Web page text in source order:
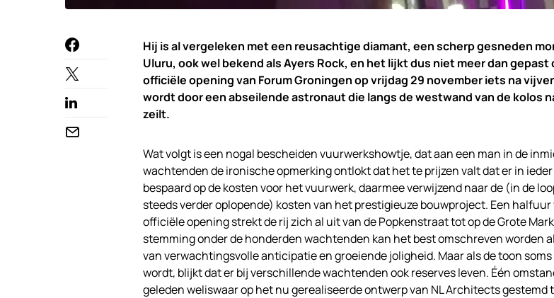
Hij is al vergeleken met een reusachtige diamant, een scherp gesneden
Uluru, ook wel bekend als Ayers Rock, en het lijkt dus niet meer dan gepast
officiële opening van Forum Groningen op vrijdag 29 november iets na
wordt door een abseilende astronaut die langs de westwand van de kolos
zeilt.
Wat volgt is een nogal bescheiden vuurwerkshowtje, dat aan een man in de
wachtenden de ironische opmerking ontlokt dat het te prijzen valt dat er in ieder
bespaard op de kosten voor het vuurwerk, daarmee verwijzend naar de (in de
steeds verder oplopende) kosten van het prestigieuze bouwproject. Een halfuur
officiële opening strekt de rij zich al uit van de Popkenstraat tot op de Grote
stemming onder de honderden wachtenden kan het best omschreven worden
van verwachtingsvolle anticipatie en groeiende joligheid. Maar als de toon
wordt, blijkt dat er bij verschillende wachtenden ook reserves leven. Één
geleden weliswaar op het nu gerealiseerde ontwerp van NL Architects gestemd